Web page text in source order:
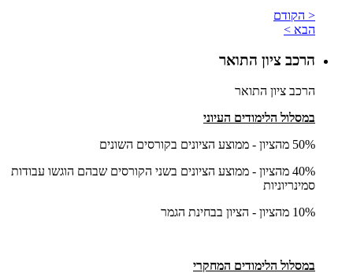
< הקודם
הבא >
הרכב ציון התואר
הרכב ציון התואר
במסלול הלימודים העיוני
50% מהציון - ממוצע הציונים בקורסים השונים
40% מהציון - ממוצע הציונים בשני הקורסים שבהם הוגשו עבודות
סמינריוניות
10% מהציון - הציון בבחינת הגמר
במסלול הלימודים המחקרי